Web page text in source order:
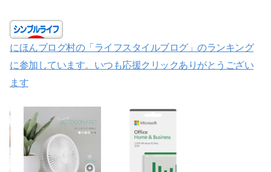
にほんブログ村の「ライフスタイルブログ」のランキング
に参加しています。いつも応援クリックありがとうござい
ます